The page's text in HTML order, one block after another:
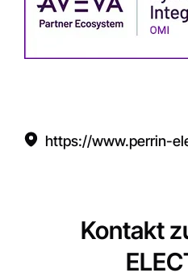
https://www.perrin-
Kontakt